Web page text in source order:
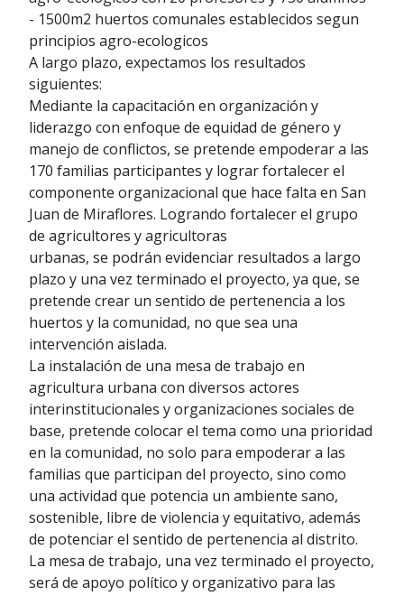
- 1500m2 huertos comunales establecidos segun
principios agro-ecologicos
A largo plazo, expectamos los resultados
siguientes:
Mediante la capacitación en organización y
liderazgo con enfoque de equidad de género y
manejo de conflictos, se pretende empoderar a las
170 familias participantes y lograr fortalecer el
componente organizacional que hace falta en San
Juan de Miraflores. Logrando fortalecer el grupo
de agricultores y agricultoras
urbanas, se podrán evidenciar resultados a largo
plazo y una vez terminado el proyecto, ya que, se
pretende crear un sentido de pertenencia a los
huertos y la comunidad, no que sea una
intervención aislada.
La instalación de una mesa de trabajo en
agricultura urbana con diversos actores
interinstitucionales y organizaciones sociales de
base, pretende colocar el tema como una prioridad
en la comunidad, no solo para empoderar a las
familias que participan del proyecto, sino como
una actividad que potencia un ambiente sano,
sostenible, libre de violencia y equitativo, además
de potenciar el sentido de pertenencia al distrito.
La mesa de trabajo, una vez terminado el proyecto,
será de apoyo político y organizativo para las